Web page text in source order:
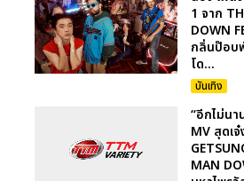
1 จาก
DOWN
กลิ่นป๊อบ
โด...
บันเทิง
“อีกไม่นา
MV สุดเ
MAN